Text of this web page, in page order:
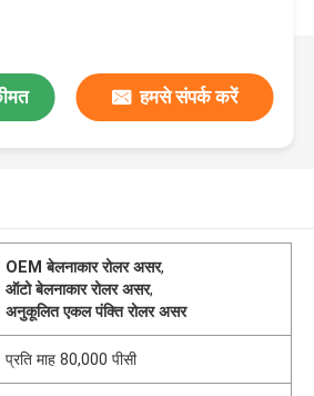
हमसे संपर्क करें
OEM बेलनाकार रोलर असर,
ऑटो बेलनाकार रोलर असर,
अनुकूलित एकल पंक्ति रोलर असर
प्रति माह 80,000 पीसी